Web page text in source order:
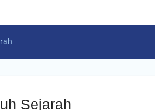
Sejarah